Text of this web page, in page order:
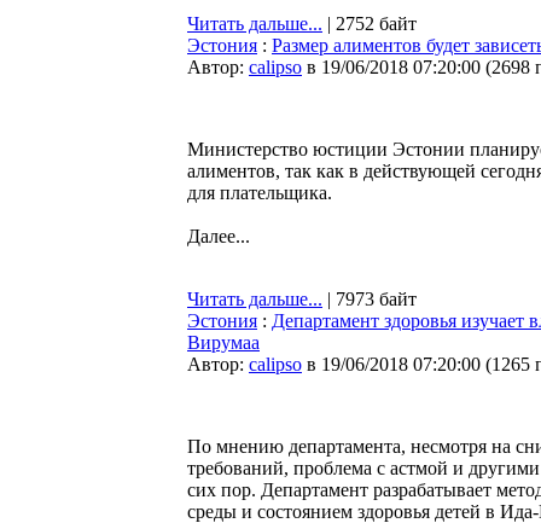
Читать дальше... | 2752 байт
Эстония : Размер алиментов будет
Автор: calipso в 19/06/2018 07:20:00 (2698
Министерство юстиции Эстонии
алиментов, так как в действующей
для плательщика.
Далее...
Читать дальше... | 7973 байт
Эстония : Департамент здоровья
Вирумаа
Автор: calipso в 19/06/2018 07:20:00 (1265
По мнению департамента, несмотря на
требований, проблема с астмой и
сих пор. Департамент разрабатывает
среды и состоянием здоровья детей в